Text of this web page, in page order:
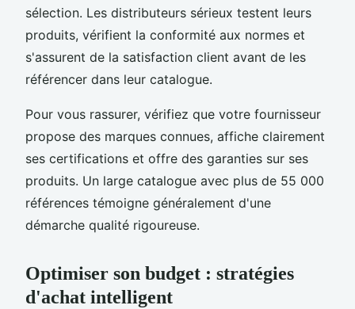
sélection. Les distributeurs sérieux testent leurs
produits, vérifient la conformité aux normes et
s'assurent de la satisfaction client avant de les
référencer dans leur catalogue.
Pour vous rassurer, vérifiez que votre fournisseur
propose des marques connues, affiche clairement
ses certifications et offre des garanties sur ses
produits. Un large catalogue avec plus de 55 000
références témoigne généralement d'une
démarche qualité rigoureuse.
Optimiser son budget : stratégies
d'achat intelligent